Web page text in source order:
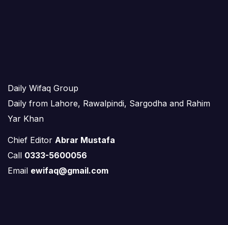
Daily Wifaq Group
Daily from Lahore, Rawalpindi, Sargodha and Rahim
Yar Khan
Chief Editor Abrar Mustafa
Call 0333-5600056
Email ewifaq@gmail.com